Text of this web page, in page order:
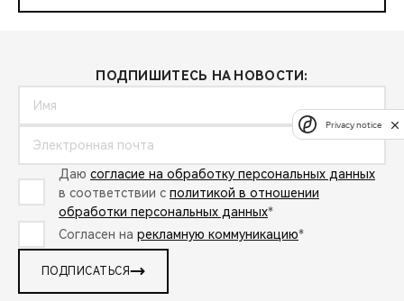
ПОДПИШИТЕСЬ НА НОВОСТИ:
Даю согласие на обработку персональных данных
в соответствии с политикой в отношении
обработки персональных данных*
Согласен на рекламную коммуникацию*
ПОДПИСАТЬСЯ
Privacy notice